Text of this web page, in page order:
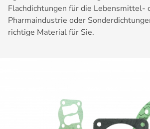
Flachdichtungen für die Lebensmittel-
Pharmaindustrie oder
richtige Material für Sie.